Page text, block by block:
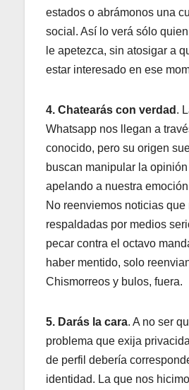
estados o abrámonos una
social. Así lo verá sólo
le apetezca, sin atosigar a
estar interesado en ese
4. Chatearás con verdad .
Whatsapp nos llegan a
conocido, pero su origen
buscan manipular la
apelando a nuestra
No reenviemos noticias que
respaldadas por medios
pecar contra el octavo
haber mentido, solo
Chismorreos y bulos, fuera.
5. Darás la cara. A no ser
problema que exija
de perfil debería
identidad. La que nos